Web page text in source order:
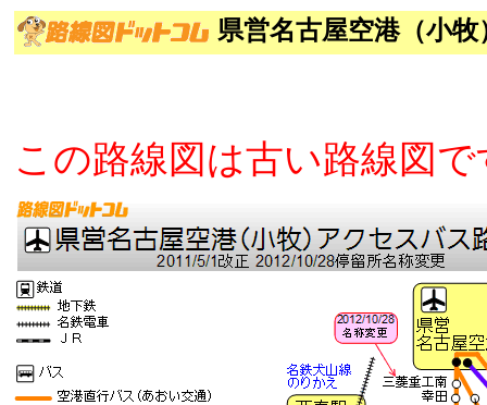
県営名古屋空港（小
この路線図は古い路線図で